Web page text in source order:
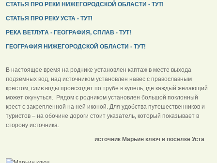
СТАТЬЯ ПРО РЕКИ НИЖЕГОРОДСКОЙ ОБЛАСТИ - ТУТ!
СТАТЬЯ ПРО РЕКУ УСТА - ТУТ!
РЕКА ВЕТЛУГА - ГЕОГРАФИЯ, СПЛАВ - ТУТ!
ГЕОГРАФИЯ НИЖЕГОРОДСКОЙ ОБЛАСТИ - ТУТ!
В настоящее время на роднике установлен каптаж в месте выхода
подземных вод, над источником установлен навес с православным
крестом, слив воды происходит по трубе в купель, где каждый желающий
может окунуться. Рядом с родником установлен большой поклонный
крест с закрепленной на ней иконой. Для удобства путешественников и
туристов – на обочине дороги стоит указатель, который показывает в
сторону источника.
источник Марьин ключ в поселке Уста​